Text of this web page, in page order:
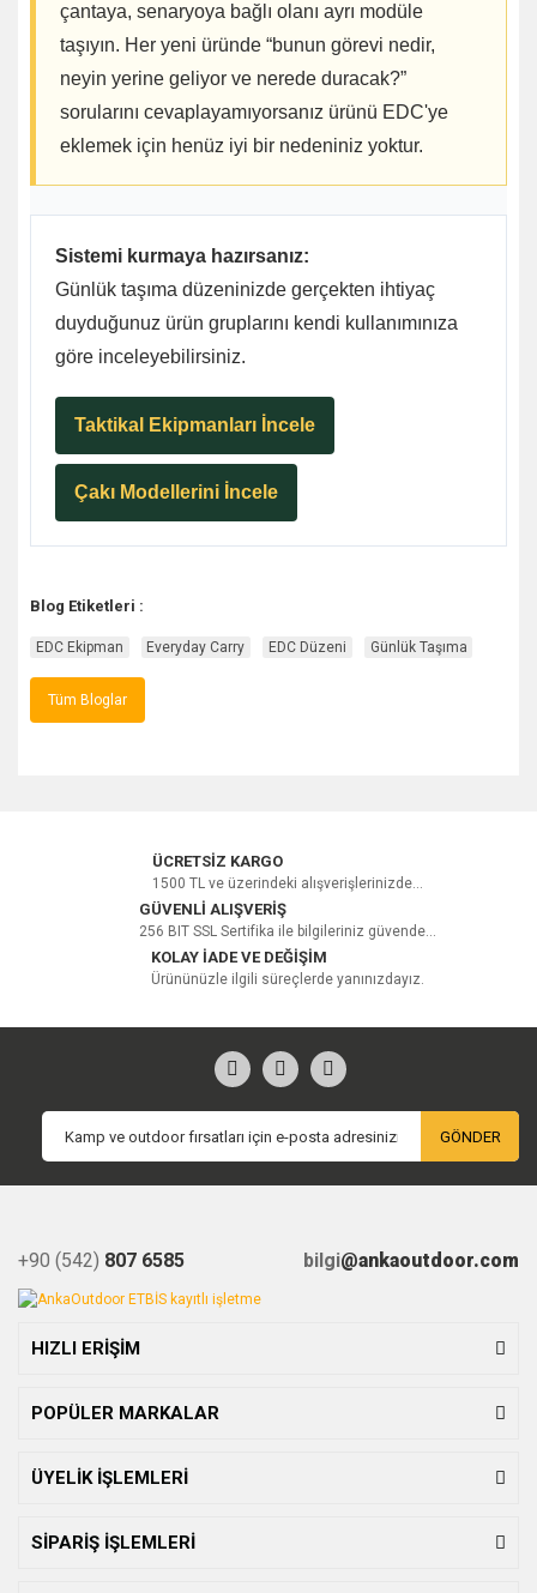
çantaya, senaryoya bağlı olanı ayrı modüle
taşıyın. Her yeni üründe “bunun görevi nedir,
neyin yerine geliyor ve nerede duracak?”
sorularını cevaplayamıyorsanız ürünü EDC'ye
eklemek için henüz iyi bir nedeniniz yoktur.
Sistemi kurmaya hazırsanız:
Günlük taşıma düzeninizde gerçekten ihtiyaç
duyduğunuz ürün gruplarını kendi kullanımınıza
göre inceleyebilirsiniz.
Taktikal Ekipmanları İncele
Çakı Modellerini İncele
Blog Etiketleri :
EDC Ekipman Everyday Carry EDC Düzeni Günlük Taşıma
Tüm Bloglar
ÜCRETSİZ KARGO
1500 TL ve üzerindeki alışverişlerinizde...
GÜVENLİ ALIŞVERİŞ
256 BIT SSL Sertifika ile bilgileriniz güvende...
KOLAY İADE VE DEĞİŞİM
Ürününüzle ilgili süreçlerde yanınızdayız.
GÖNDER
+90 (542) 807 6585 bilgi@ankaoutdoor.com
HIZLI ERİŞİM
POPÜLER MARKALAR
ÜYELİK İŞLEMLERİ
SİPARİŞ İŞLEMLERİ